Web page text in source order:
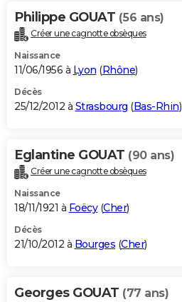
Philippe GOUAT (56 ans)
Créer une cagnotte obsèques
Naissance
11/06/1956 à Lyon (Rhône)
Décès
25/12/2012 à Strasbourg (Bas-Rhin)
Eglantine GOUAT (90 ans)
Créer une cagnotte obsèques
Naissance
18/11/1921 à Foëcy(Cher)
Décès
21/10/2012 à Bourges (Cher)
Georges GOUAT (77 ans)